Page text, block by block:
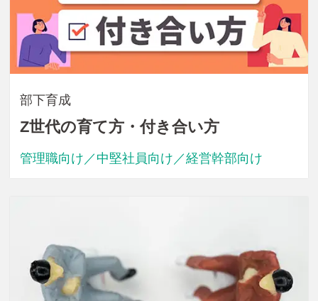
部下育成
Z世代の育て方・付き合い方
管理職向け／中堅社員向け／経営幹部向け